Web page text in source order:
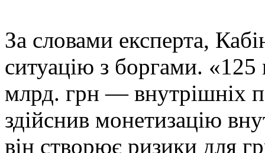
За словами експерта,
ситуацію з боргами.
млрд. грн — внутрішніх
здійснив монетизацію
він створює ризики для